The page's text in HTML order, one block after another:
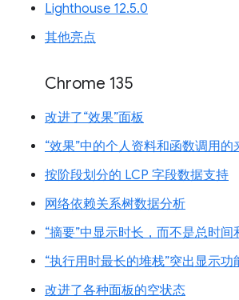
Lighthouse 12.5.0
其他亮点
Chrome 135
改进了“效果”面板
“效果”中的个人资料和函数调用
按阶段划分的 LCP 字段数据支持
网络依赖关系树数据分析
“摘要”中显示时长，而不是总时间
“执行用时最长的堆栈”突出显示功
改进了各种面板的空状态